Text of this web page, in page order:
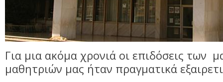
Για μια ακόμα χρονιά οι επιδόσεις των
μαθητριών μας ήταν πραγματικά